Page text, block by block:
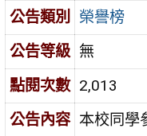
公告類別
榮譽榜
公告等級 無
點閱次數 2,013
公告內容 本校同學